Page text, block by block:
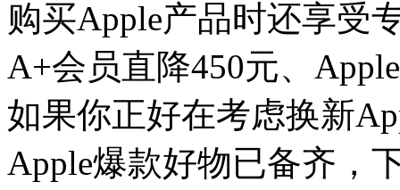
购买Apple产品时还享受
A+会员直降450元、
如果你正好在考虑换新
Apple爆款好物已备齐，